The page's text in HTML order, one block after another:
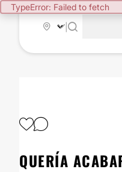
TypeError: Failed to fetch
QUERÍA